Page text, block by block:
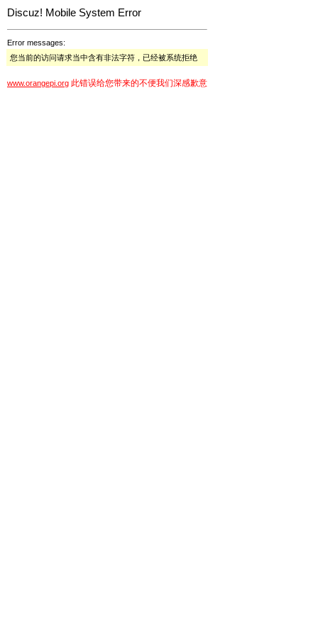
Discuz! Mobile System Error
Error messages:
您当前的访问请求当中含有非法字符，已经被系统拒绝
www.orangepi.org 此错误给您带来的不便我们深感歉意